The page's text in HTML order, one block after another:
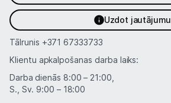
Uzdot jautājumu
Tālrunis +371 67333733
Klientu apkalpošanas darba laiks:
Darba dienās 8:00 – 21:00,
S., Sv. 9:00 – 18:00